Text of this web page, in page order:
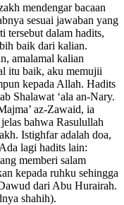
mendengar bacaan
sesuai jawaban yang
tersebut dalam hadits,
baik dari kalian.
amal­amal kalian
itu baik, aku memujii
kepada Allah. Hadits
Shalawat ‘ala an-Nary.
az-Zawaid, ia
bahwa Rasulullah
Istighfar adalah doa,
lagi hadits lain:
memberi salam
kepada ruhku sehingga
dari Abu Hurairah.
shahih).